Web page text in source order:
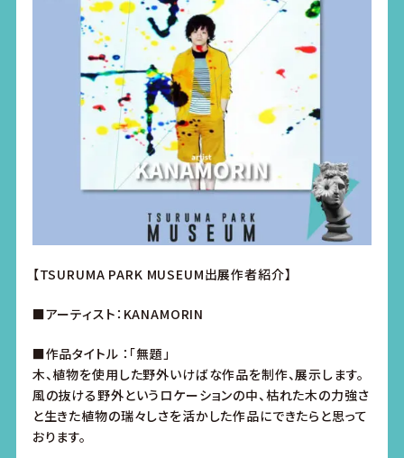
【TSURUMA PARK MUSEUM出展作者紹介】
■アーティスト：KANAMORIN
■作品タイトル ：「無題」
木、植物を使用した野外いけばな作品を制作、展示します。
風の抜ける野外というロケーションの中、枯れた木の力強さ
と生きた植物の瑞々しさを活かした作品にできたらと思って
おります。